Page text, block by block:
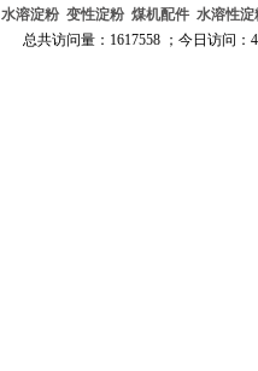
水溶淀粉 变性淀粉 煤机配件 水溶性淀
总共访问量：1617558 ；今日访问：